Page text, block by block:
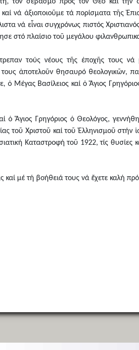
νά ἀξιοποιοῦμε τά πορίσματα τῆς
νά εἶναι συγχρόνως πιστός
στό πλαίσιο τοῦ μεγάλου
τούς νέους τῆς ἐποχῆς τους νά
ἀποτελοῦν θησαυρό θεολογικῶν,
ὁ Μέγας Βασίλειος καί ὁ Ἅγιος
ὁ Ἅγιος Γρηγόριος ὁ Θεολόγος,
τοῦ Χριστοῦ καί τοῦ Ἑλληνισμοῦ στήν
Καταστροφή τοῦ 1922, τίς θυσίες
καί μέ τή βοήθειά τους νά ἔχετε καλή